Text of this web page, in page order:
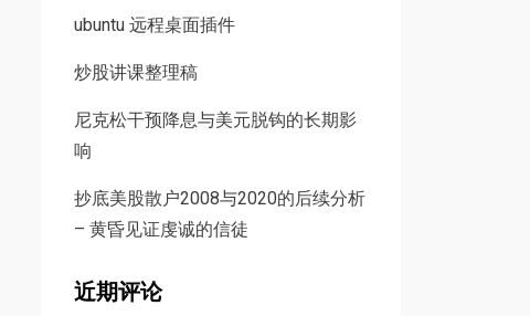
ubuntu 远程桌面插件
炒股讲课整理稿
尼克松干预降息与美元脱钩的长期影
响
抄底美股散户2008与2020的后续分析
– 黄昏见证虔诚的信徒
近期评论